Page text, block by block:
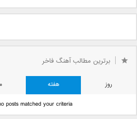
برترین مطالب آهنگ فاخر
روز هفته
posts matched your criteria.